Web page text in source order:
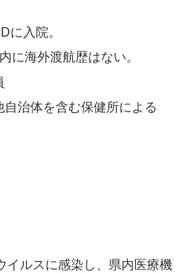
に入院。
に海外渡航歴はない。
治体を含む保健所による
イルスに感染し、県内医療機